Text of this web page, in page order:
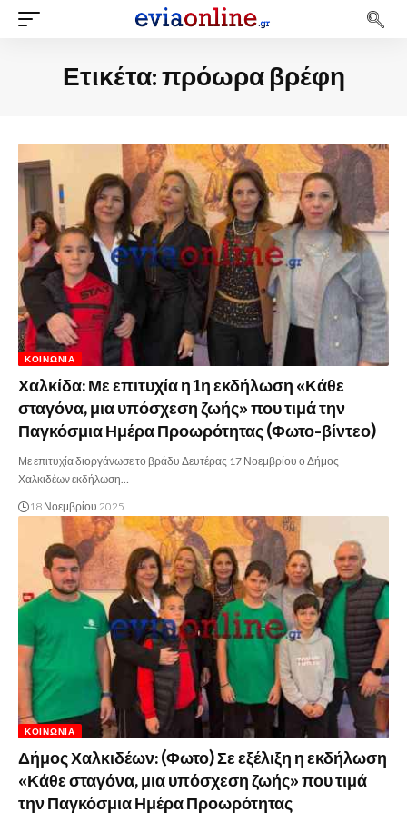
Ετικέτα:πρόωρα βρέφη
ΚΟΙΝΩΝΊΑ
Χαλκίδα: Με επιτυχία η 1η εκδήλωση «Κάθε
σταγόνα, μια υπόσχεση ζωής» που τιμά την
Παγκόσμια Ημέρα Προωρότητας (Φωτο-βίντεο)
Με επιτυχία διοργάνωσε το βράδυ Δευτέρας 17 Νοεμβρίου ο Δήμος
Χαλκιδέων εκδήλωση…
18 Νοεμβρίου 2025
ΚΟΙΝΩΝΊΑ
Δήμος Χαλκιδέων: (Φωτο) Σε εξέλιξη η εκδήλωση
«Κάθε σταγόνα, μια υπόσχεση ζωής» που τιμά
την Παγκόσμια Ημέρα Προωρότητας